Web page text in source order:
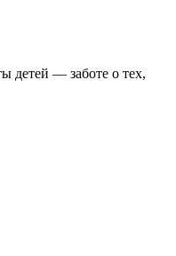
детей — заботе о тех,